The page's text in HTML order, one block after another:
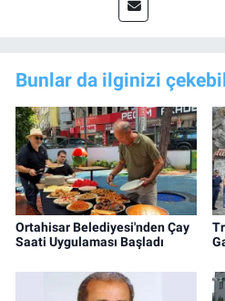
Bunlar da ilginizi
Ortahisar Belediyesi'nden Çay
Saati Uygulaması Başladı